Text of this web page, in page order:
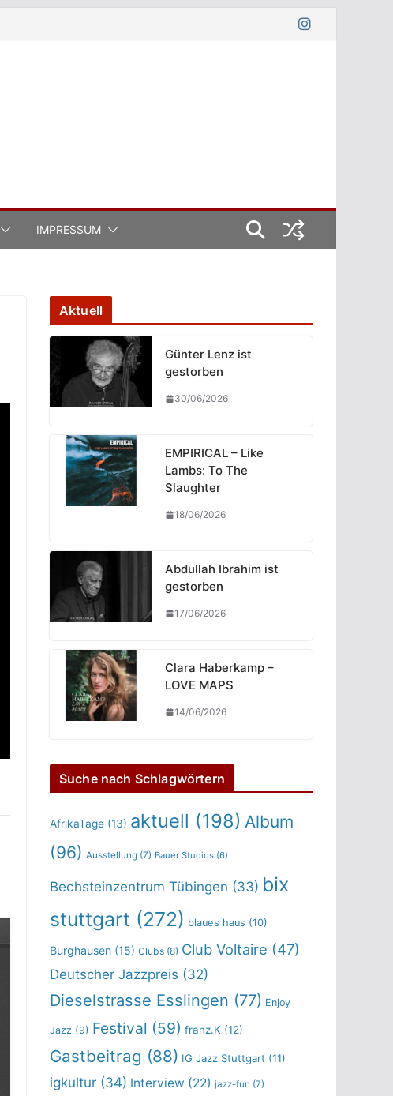
IMPRESSUM
Aktuell
Günter Lenz ist
gestorben
30/06/2026
EMPIRICAL – Like
Lambs: To The
Slaughter
18/06/2026
Abdullah Ibrahim ist
gestorben
17/06/2026
Clara Haberkamp –
LOVE MAPS
14/06/2026
Suche nach Schlagwörtern
AfrikaTage (13) aktuell (198) Album
(96) Ausstellung (7) Bauer Studios (6)
Bechsteinzentrum Tübingen (33) bix
stuttgart (272) blaues haus (10)
Burghausen (15) Clubs (8) Club Voltaire (47)
Deutscher Jazzpreis (32)
Dieselstrasse Esslingen (77) Enjoy
Jazz (9) Festival (59) franz.K (12)
Gastbeitrag (88) IG Jazz Stuttgart (11)
igkultur (34) Interview (22) jazz-fun (7)